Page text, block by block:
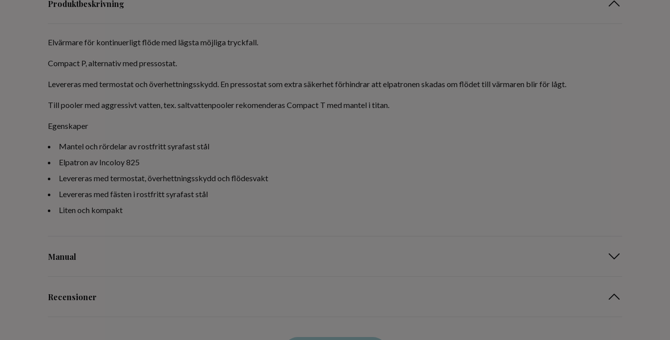
Produktbeskrivning
Elvärmare för kontinuerligt flöde med lägsta möjliga tryckfall.
Compact P, alternativ med pressostat.
Levereras med termostat och överhettningsskydd. En pressostat som extra säkerhet förhindrar att elpatronen skadas om flödet till värmaren blir för lågt.
Till pooler med aggressivt vatten, tex. saltvattenpooler rekomenderas Compact T med mantel i titan.
Egenskaper
Mantel och rördelar av rostfritt syrafast stål
Elpatron av Incoloy 825
Levereras med termostat, överhettningsskydd och flödesvakt
Levereras med fästen i rostfritt syrafast stål
Liten och kompakt
Manual
Recensioner